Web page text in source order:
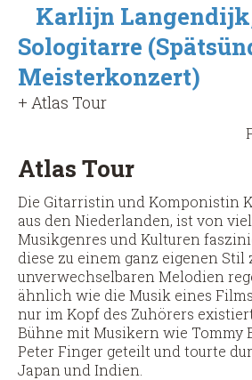
Karlijn
Sologitarre
Meisterkonzert)
+ Atlas Tour
Atlas Tour
Die Gitarristin und Komponistin
aus den Niederlanden, ist von
Musikgenres und Kulturen
diese zu einem ganz eigenen Stil
unverwechselbaren Melodien
ähnlich wie die Musik eines
nur im Kopf des Zuhörers
Bühne mit Musikern wie Tommy
Peter Finger geteilt und tourte
Japan und Indien.